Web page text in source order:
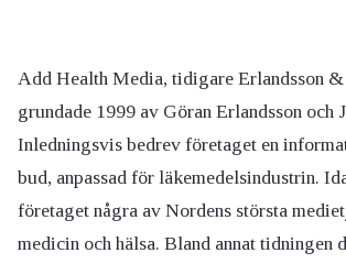
Add Health Media, tidigare Erlandsson
grundade 1999 av Göran Erlandsson och
Inledningsvis bedrev företaget en
bud, anpassad för läkemedelsindustrin.
företaget några av Nordens största
medicin och hälsa. Bland annat tidningen